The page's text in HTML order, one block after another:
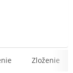
Zloženie